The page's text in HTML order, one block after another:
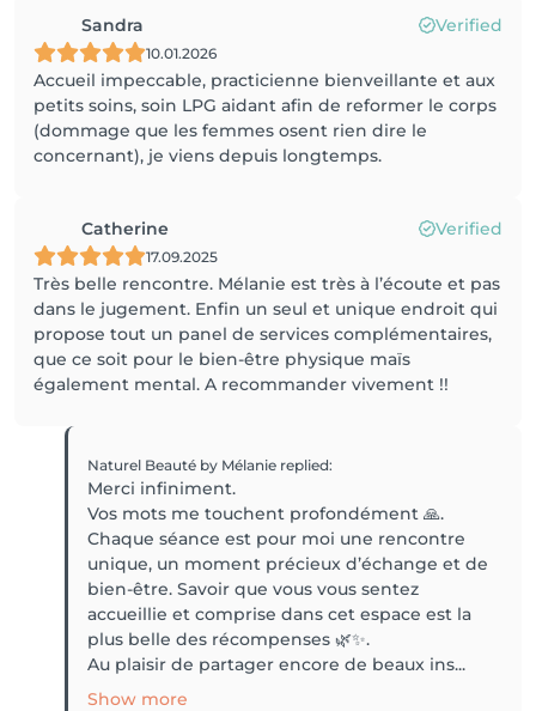
Sandra Verified
10.01.2026
Accueil impeccable, practicienne bienveillante et aux
petits soins, soin LPG aidant afin de reformer le corps
(dommage que les femmes osent rien dire le
concernant), je viens depuis longtemps.
Catherine Verified
17.09.2025
Très belle rencontre. Mélanie est très à l’écoute et pas
dans le jugement. Enfin un seul et unique endroit qui
propose tout un panel de services complémentaires,
que ce soit pour le bien-être physique maïs
également mental. A recommander vivement !!
Naturel Beauté by Mélanie replied:
Merci infiniment.
Vos mots me touchent profondément 🙏.
Chaque séance est pour moi une rencontre
unique, un moment précieux d’échange et de
bien-être. Savoir que vous vous sentez
accueillie et comprise dans cet espace est la
plus belle des récompenses 🌿✨.
Au plaisir de partager encore de beaux ins...
Show more